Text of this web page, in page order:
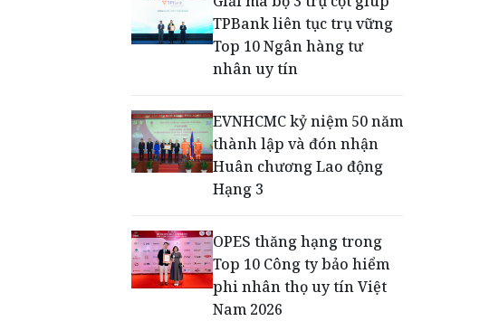
TPBank liên tục trụ vững
Top 10 Ngân hàng tư
nhân uy tín
EVNHCMC kỷ niệm 50 năm
thành lập và đón nhận
Huân chương Lao động
Hạng 3
OPES thăng hạng trong
Top 10 Công ty bảo hiểm
phi nhân thọ uy tín Việt
Nam 2026